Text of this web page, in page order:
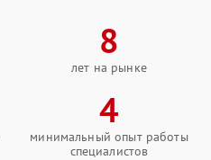
8
лет на рынке
4
минимальный опыт работы
специалистов